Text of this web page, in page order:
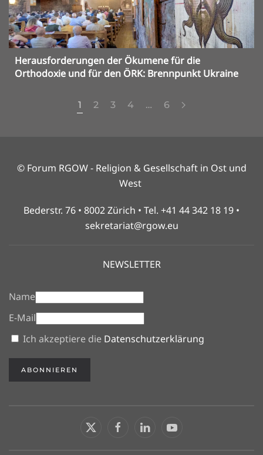
Herausforderungen der Ökumene für die
Orthodoxie und für den ÖRK: Brennpunkt Ukraine
1 2 3 4 … 6
© Forum RGOW - Religion & Gesellschaft in Ost und
West
Bederstr. 76 • 8002 Zürich • Tel. +41 44 342 18 19 •
sekretariat@rgow.eu
NEWSLETTER
Name
E-Mail
Ich akzeptiere die Datenschutzerklärung
ABONNIEREN